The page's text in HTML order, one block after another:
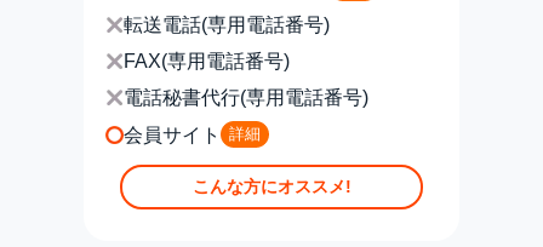
転送電話(専用電話番号)
FAX(専用電話番号)
電話秘書代行(専用電話番号)
会員サイト
詳細
こんな方にオススメ!